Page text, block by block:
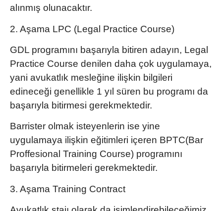
alınmış olunacaktır.
2. Aşama LPC (Legal Practice Course)
GDL programını başarıyla bitiren adayın, Legal
Practice Course denilen daha çok uygulamaya,
yani avukatlık mesleğine ilişkin bilgileri
edineceği genellikle 1 yıl süren bu programı da
başarıyla bitirmesi gerekmektedir.
Barrister olmak isteyenlerin ise yine
uygulamaya ilişkin eğitimleri içeren BPTC(Bar
Proffesional Training Course) programını
başarıyla bitirmeleri gerekmektedir.
3. Aşama Training Contract